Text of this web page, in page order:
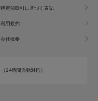
特定商取引に基づく表記
利用規約
会社概要
（24時間自動対応）